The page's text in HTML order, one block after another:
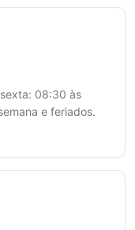
08:30 às
e feriados.